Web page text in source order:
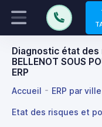
Diagnostic état des
BELLENOT SOUS
ERP
Accueil ERP par ville
Etat des risques et